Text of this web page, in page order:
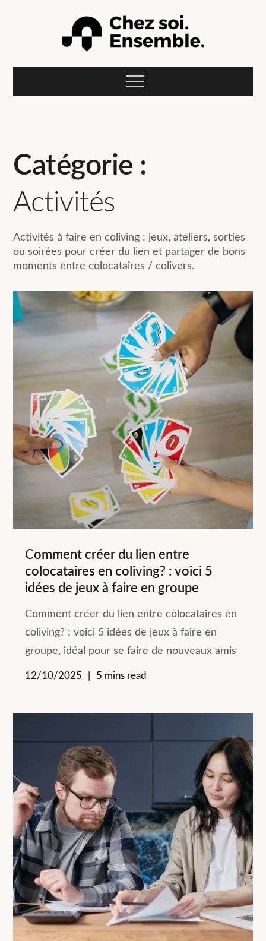
Le blog Compose :
Chez soi.
actifs et étudiants en recherche d'un studio meublé à
louer pour leurs études, alternance, stage ou mission
Menu
Catégorie :
Activités
Activités à faire en coliving : jeux, ateliers, sorties
ou soirées pour créer du lien et partager de bons
moments entre colocataires / colivers.
Comment créer du lien entre
colocataires en coliving? : voici 5
idées de jeux à faire en groupe
Comment créer du lien entre colocataires en
coliving? : voici 5 idées de jeux à faire en
groupe, idéal pour se faire de nouveaux amis
12/10/2025 5 mins read